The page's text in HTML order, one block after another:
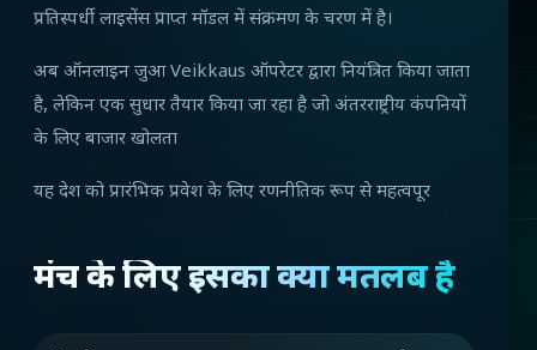
प्रतिस्पर्धी लाइसेंस प्राप्त मॉडल में संक्रमण के चरण में है।
अब ऑनलाइन जुआ Veikkaus ऑपरेटर द्वारा नियंत्रित किया जाता
है, लेकिन एक सुधार तैयार किया जा रहा है जो अंतरराष्ट्रीय कंपनियों
के लिए बाजार खोलता
यह देश को प्रारंभिक प्रवेश के लिए रणनीतिक रूप से महत्वपूर
मंच के लिए इसका क्या मतलब है